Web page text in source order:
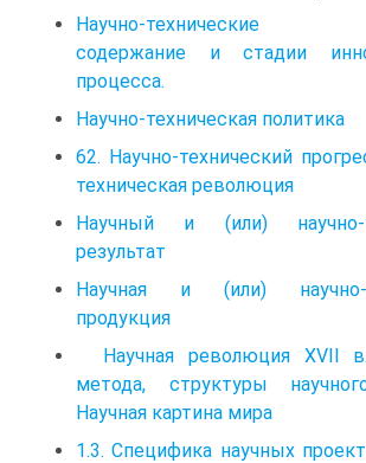
Научно-технические
содержание и стадии
процесса.
Научно-техническая политика
62. Научно-технический
техническая революция
Научный и (или) научно-
результат
Научная и (или) научно-
продукция
Научная революция XVII
метода, структуры
Научная картина мира
1.3. Специфика научных